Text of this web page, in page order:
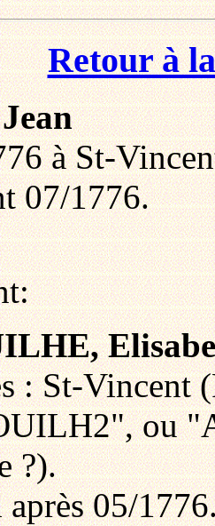
Retour à
à St-
07/1776.
: St-Vincent
ou
?).
après 05/